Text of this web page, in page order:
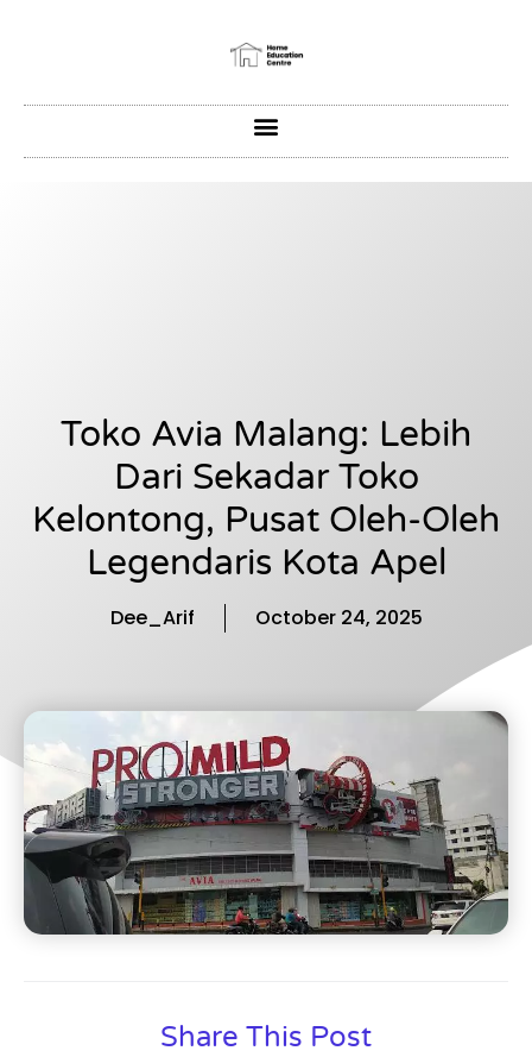
Toko Avia Malang: Lebih
Dari Sekadar Toko
Kelontong, Pusat Oleh-Oleh
Legendaris Kota Apel
Dee_Arif October 24, 2025
Share This Post